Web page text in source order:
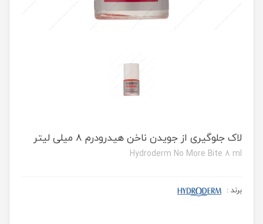
لاک جلوگیری از جویدن ناخن هیدرودرم 8 میلی لیتر
Hydroderm No More Bite 8 ml
برند :